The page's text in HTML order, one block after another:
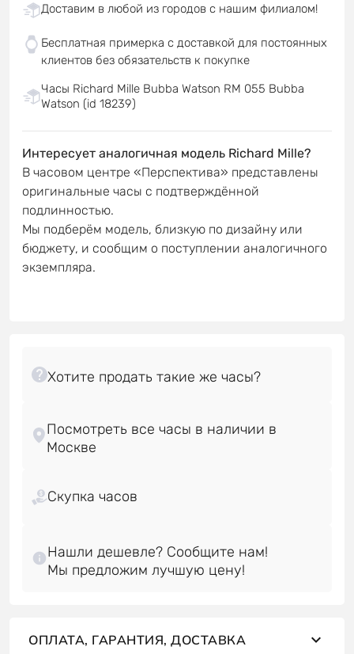
Доставим в любой из городов с нашим филиалом!
Бесплатная примерка с доставкой для постоянных
клиентов без обязательств к покупке
Часы Richard Mille Bubba Watson RM 055 Bubba
Watson (id 18239)
Интересует аналогичная модель Richard Mille?
В часовом центре «Перспектива» представлены
оригинальные часы с подтверждённой
подлинностью.
Мы подберём модель, близкую по дизайну или
бюджету, и сообщим о поступлении аналогичного
экземпляра.
Посмотреть все часы в наличии в
Скупка часов
Нашли дешевле? Сообщите нам!
ОПЛАТА, ГАРАНТИЯ, ДОСТАВКА